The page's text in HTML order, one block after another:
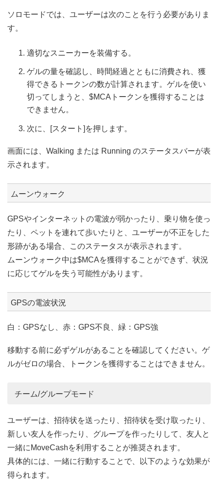
ソロモードでは、ユーザーは次のことを行う必要がありま
す。
適切なスニーカーを装備する。
ゲルの量を確認し、時間経過とともに消費され、獲
得できるトークンの数が計算されます。ゲルを使い
切ってしまうと、$MCAトークンを獲得することは
できません。
次に、[スタート]を押します。
画面には、Walking または Running のステータスバーが表
示されます。
ムーンウォーク
GPSやインターネットの電波が弱かったり、乗り物を使っ
たり、ペットを連れて歩いたりと、ユーザーが不正をした
形跡がある場合、このステータスが表示されます。
ムーンウォーク中は$MCAを獲得することができず、状況
に応じてゲルを失う可能性があります。
GPSの電波状況
白：GPSなし、赤：GPS不良、緑：GPS強
移動する前に必ずゲルがあることを確認してください。ゲ
ルがゼロの場合、トークンを獲得することはできません。
チーム/グループモード
ユーザーは、招待状を送ったり、招待状を受け取ったり、
新しい友人を作ったり、グループを作ったりして、友人と
一緒にMoveCashを利用することが推奨されます。
具体的には、一緒に行動することで、以下のような効果が
得られます。